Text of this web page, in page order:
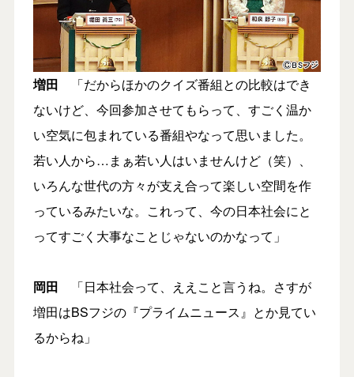
増田 「だからほかのクイズ番組との比較はでき
ないけど、今回参加させてもらって、すごく温か
い空気に包まれている番組やなって思いました。
若い人から…まぁ若い人はいませんけど（笑）、
いろんな世代の方々が支え合って楽しい空間を作
っているみたいな。これって、今の日本社会にと
ってすごく大事なことじゃないのかなって」
岡田 「日本社会って、ええこと言うね。さすが
増田はBSフジの『プライムニュース』とか見てい
るからね」